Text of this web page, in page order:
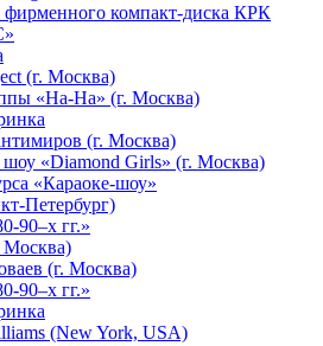
фирменного компакт-диска КРК
(г. Москва)
«На-На» (г. Москва)
(г. Москва)
шоу «Diamond Girls» (г. Москва)
«Караоке-шоу»
Петербург)
90–х гг.»
Москва)
(г. Москва)
90–х гг.»
(New York, USA)